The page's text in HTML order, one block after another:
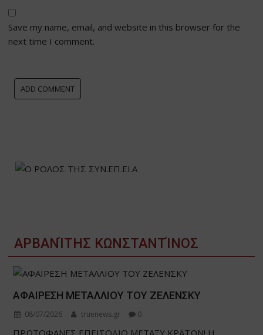
Save my name, email, and website in this browser for the
next time I comment.
ΑΡΒΑΝΊΤΗΣ ΚΩΝΣΤΑΝΤΊΝΟΣ
ΑΦΑΙΡΕΣΗ ΜΕΤΑΛΛΙΟΥ ΤΟΥ ΖΕΛΕΝΣΚΥ
08/07/2026 truenews.gr 0